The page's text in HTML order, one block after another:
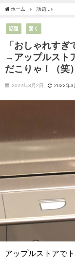
ホーム 話題
話題 驚く
「おしゃれすぎ
→アップルスト
だこりゃ！（笑）
2022年3月2日 2022年3
アップルストアで